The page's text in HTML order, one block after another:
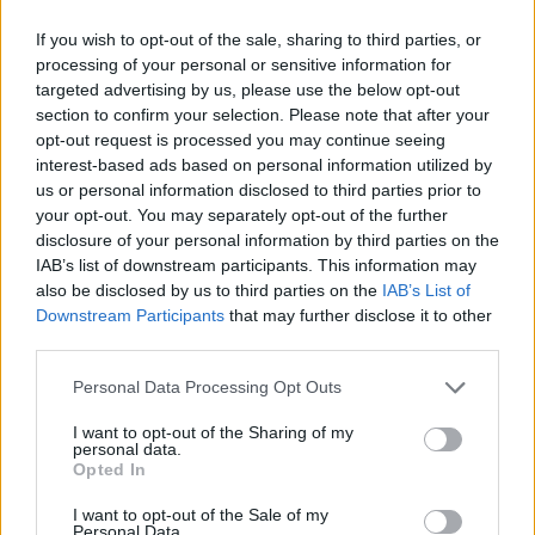
If you wish to opt-out of the sale, sharing to third parties, or
processing of your personal or sensitive information for
targeted advertising by us, please use the below opt-out
section to confirm your selection. Please note that after your
opt-out request is processed you may continue seeing
interest-based ads based on personal information utilized by
us or personal information disclosed to third parties prior to
your opt-out. You may separately opt-out of the further
disclosure of your personal information by third parties on the
IAB’s list of downstream participants. This information may
also be disclosed by us to third parties on the IAB’s List of
Downstream Participants that may further disclose it to other
Personal Data Processing Opt Outs
I want to opt-out of the Sharing of my
personal data.
Opted In
I want to opt-out of the Sale of my
Personal Data.
νεαρός που έπινε τον καφέ του. Χρειάστηκε την
βοήθεια ενός μπαστουνιού. Το λυπήθηκα το
παλληκάρι. Κρίμα, λέω και είναι τόσο νέος. Όταν
στάθηκε όρθιος και ξεκίνησε να περπατάει τα
πράγματα ήταν ακόμη χειρότερα. Σερνότανε
κυριολεκτικά. Κάθισα στο διπλανό τραπέζι και
παρήγγειλα έναν καφέ. Ήρθε ο καφές , τον ήπια
και ο νεαρός ακόμα προσπαθούσε με την
βοήθεια του μπαστουνιού του να ανέβει πάνω
στη μηχανή-θηρίο. Ναι, δική του ήταν. Λίγο πριν
σηκωθώ να φύγω τα είχε καταφέρει. Έβαλε
Δεν θα σχολιάσω αλλά …σίγουρα είχε δίπλωμα
εν ισχύ (εδώ θα έπρεπε και τα Νοσοκομεία να
ενημερώνουν για την κατάσταση κάποιων).